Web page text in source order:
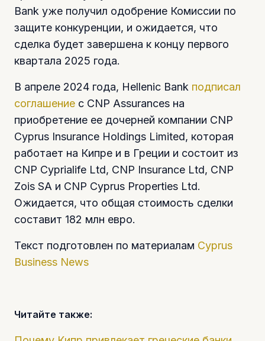
Bank уже получил одобрение Комиссии по
защите конкуренции, и ожидается, что
сделка будет завершена к концу первого
квартала 2025 года.
В апреле 2024 года, Hellenic Bank подписал
соглашение с CNP Assurances на
приобретение ее дочерней компании CNP
Cyprus Insurance Holdings Limited, которая
работает на Кипре и в Греции и состоит из
CNP Cyprialife Ltd, CNP Insurance Ltd, CNP
Zois SA и CNP Cyprus Properties Ltd.
Ожидается, что общая стоимость сделки
составит 182 млн евро.
Текст подготовлен по материалам Cyprus
Business News
Читайте также: